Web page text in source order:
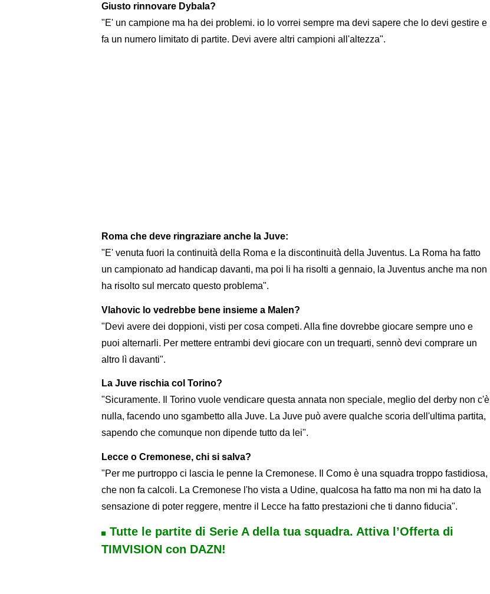
Giusto rinnovare Dybala?
"E' un campione ma ha dei problemi. io lo vorrei sempre ma devi sapere che lo devi gestire e
fa un numero limitato di partite. Devi avere altri campioni all'altezza".
Roma che deve ringraziare anche la Juve:
"E' venuta fuori la continuità della Roma e la discontinuità della Juventus. La Roma ha fatto
un campionato ad handicap davanti, ma poi li ha risolti a gennaio, la Juventus anche ma non
ha risolto sul mercato questo problema".
Vlahovic lo vedrebbe bene insieme a Malen?
"Devi avere dei doppioni, visti per cosa competi. Alla fine dovrebbe giocare sempre uno e
puoi alternarli. Per mettere entrambi devi giocare con un trequarti, sennò devi comprare un
altro lì davanti".
La Juve rischia col Torino?
"Sicuramente. Il Torino vuole vendicare questa annata non speciale, meglio del derby non c'è
nulla, facendo uno sgambetto alla Juve. La Juve può avere qualche scoria dell'ultima partita,
sapendo che comunque non dipende tutto da lei".
Lecce o Cremonese, chi si salva?
"Per me purtroppo ci lascia le penne la Cremonese. Il Como è una squadra troppo fastidiosa,
che non fa calcoli. La Cremonese l'ho vista a Udine, qualcosa ha fatto ma non mi ha dato la
sensazione di poter reggere, mentre il Lecce ha fatto prestazioni che ti danno fiducia".
Tutte le partite di Serie A della tua squadra. Attiva l’Offerta di
TIMVISION con DAZN!